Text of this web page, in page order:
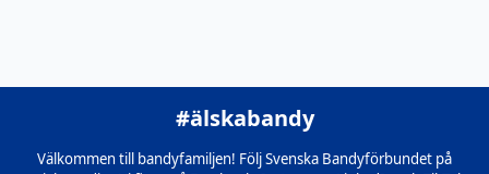
#älskabandy
Välkommen till bandyfamiljen! Följ Svenska Bandyförbundet på